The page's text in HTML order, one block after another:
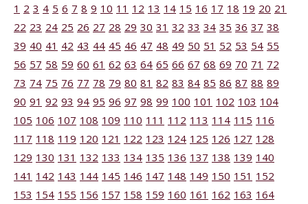
1 2 3 4 5 6 7 8 9 10 11 12 13 14 15 16 17 18 19 20 21
22 23 24 25 26 27 28 29 30 31 32 33 34 35 36 37 38
39 40 41 42 43 44 45 46 47 48 49 50 51 52 53 54 55
56 57 58 59 60 61 62 63 64 65 66 67 68 69 70 71 72
73 74 75 76 77 78 79 80 81 82 83 84 85 86 87 88 89
90 91 92 93 94 95 96 97 98 99 100 101 102 103 104
105 106 107 108 109 110 111 112 113 114 115 116
117 118 119 120 121 122 123 124 125 126 127 128
129 130 131 132 133 134 135 136 137 138 139 140
141 142 143 144 145 146 147 148 149 150 151 152
153 154 155 156 157 158 159 160 161 162 163 164